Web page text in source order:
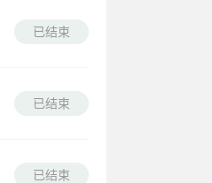
已结束
已结束
已结束